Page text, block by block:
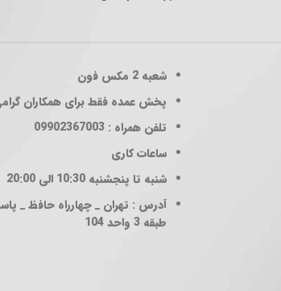
شعبه 2
مکس فون
پخش عمده فقط برای همکاران
تلفن همراه : 09902367003
ساعات کاری
شنبه تا پنجشنبه 10:30 الی 20:00
آدرس : تهران _ چهارراه حافظ _
طبقه 3 واحد 104